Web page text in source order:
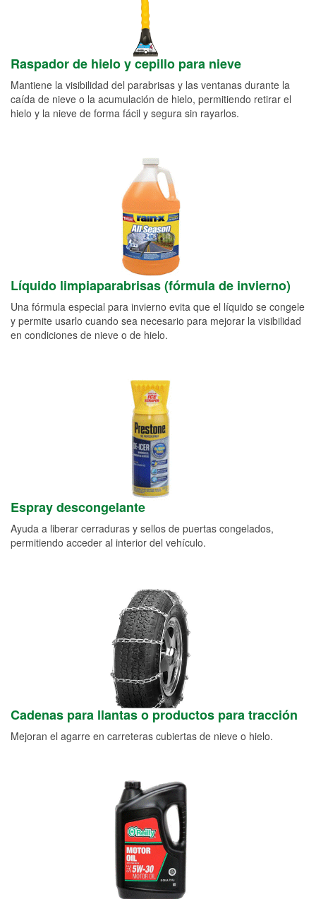
Raspador de hielo y cepillo para nieve
Mantiene la visibilidad del parabrisas y las ventanas durante la
caída de nieve o la acumulación de hielo, permitiendo retirar el
hielo y la nieve de forma fácil y segura sin rayarlos.
Líquido limpiaparabrisas (fórmula de invierno)
Una fórmula especial para invierno evita que el líquido se congele
y permite usarlo cuando sea necesario para mejorar la visibilidad
en condiciones de nieve o de hielo.
Espray descongelante
Ayuda a liberar cerraduras y sellos de puertas congelados,
permitiendo acceder al interior del vehículo.
Cadenas para llantas o productos para tracción
Mejoran el agarre en carreteras cubiertas de nieve o hielo.